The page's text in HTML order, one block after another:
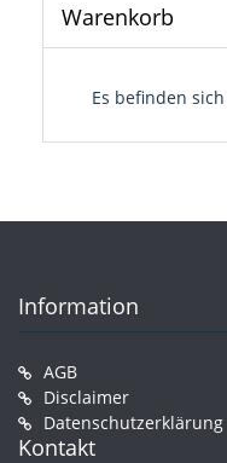
Warenkorb
Es befinden
Information
AGB
Disclaimer
Datenschutzerklärung
Kontakt